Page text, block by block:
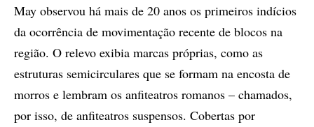
May observou há mais de 20 anos os primeiros indícios
da ocorrência de movimentação recente de blocos na
região. O relevo exibia marcas próprias, como as
estruturas semicirculares que se formam na encosta de
morros e lembram os anfiteatros romanos – chamados,
por isso, de anfiteatros suspensos. Cobertas por